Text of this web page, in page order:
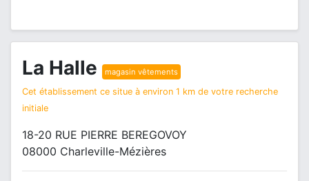
La Halle magasin vêtements
Cet établissement ce situe à environ 1 km de votre recherche
initiale
18-20 RUE PIERRE BEREGOVOY
08000 Charleville-Mézières